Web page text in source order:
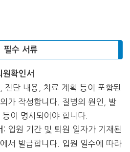
필수 서류
원확인서
진단 내용, 치료 계획 등이 포함된
가 작성합니다. 질병의 원인, 발
이 명시되어야 합니다.
: 입원 기간 및 퇴원 일자가 기재된
서 발급합니다. 입원 일수에 따라